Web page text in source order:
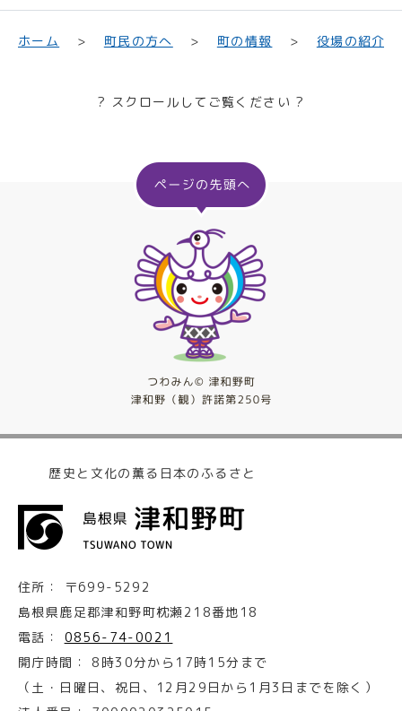
ホーム 町民の方へ 町の情報 役場の紹介
? スクロールしてご覧ください ?
歴史と文化の薫る日本のふるさと
住所：
〒699-5292
島根県鹿足郡津和野町枕瀬218番地18
電話：
0856-74-0021
開庁時間：
8時30分から17時15分まで
（土・日曜日、祝日、12月29日から1月3日までを除く）